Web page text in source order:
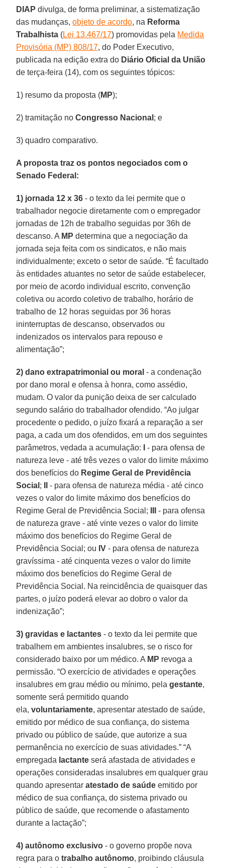
DIAP divulga, de forma preliminar, a sistematização
das mudanças,objeto de acordo, na Reforma
Trabalhista (Lei 13.467/17) promovidas pela Medida
Provisória (MP) 808/17, do Poder Executivo,
publicada na edição extra do Diário Oficial da União
de terça-feira (14), com os seguintes tópicos:
1) resumo da proposta (MP);
2) tramitação noCongresso Nacional ; e
3) quadro comparativo.
A proposta traz os pontos negociados com o
Senado Federal:
1) jornada 12 x 36 - o texto da lei permite que o
trabalhador negocie diretamente com o empregador
jornadas de 12h de trabalho seguidas por 36h de
descanso. A MP determina que a negociação da
jornada seja feita com os sindicatos, e não mais
individualmente; exceto o setor de saúde. “É facultado
às entidades atuantes no setor de saúde estabelecer,
por meio de acordo individual escrito, convenção
coletiva ou acordo coletivo de trabalho, horário de
trabalho de 12 horas seguidas por 36 horas
ininterruptas de descanso, observados ou
indenizados os intervalos para repouso e
alimentação”;
2) dano extrapatrimonial ou moral - a condenação
por dano moral e ofensa à honra, como assédio,
mudam. O valor da punição deixa de ser calculado
segundo salário do trabalhador ofendido. “Ao julgar
procedente o pedido, o juízo fixará a reparação a ser
paga, a cada um dos ofendidos, em um dos seguintes
parâmetros, vedada a acumulação:
- para ofensa de
natureza leve - até três vezes o valor do limite máximo
dos benefícios do Regime Geral de Previdência
Social ;
- para ofensa de natureza média - até cinco
vezes o valor do limite máximo dos benefícios do
Regime Geral de Previdência Social;
- para ofensa
de natureza grave - até vinte vezes o valor do limite
máximo dos benefícios do Regime Geral de
Previdência Social; ou IV - para ofensa de natureza
gravíssima - até cinquenta vezes o valor do limite
máximo dos benefícios do Regime Geral de
Previdência Social. Na reincidência de quaisquer das
partes, o juízo poderá elevar ao dobro o valor da
indenização”;
3) gravidas e lactantes - o texto da lei permite que
trabalhem em ambientes insalubres, se o risco for
considerado baixo por um médico. A MP revoga a
permissão. “O exercício de atividades e operações
insalubres em grau médio ou mínimo, pelagestante,
somente será permitido quando
ela,voluntariamente, apresentar atestado de saúde,
emitido por médico de sua confiança, do sistema
privado ou público de saúde, que autorize a sua
permanência no exercício de suas atividades.” “A
empregada lactante será afastada de atividades e
operações consideradas insalubres em qualquer grau
quando apresentaratestado de saúde emitido por
médico de sua confiança, do sistema privado ou
público de saúde, que recomende o afastamento
durante a lactação”;
4) autônomo exclusivo - o governo propõe nova
regra para otrabalho autônomo, proibindo cláusula